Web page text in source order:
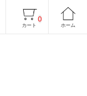
0
カート ホーム